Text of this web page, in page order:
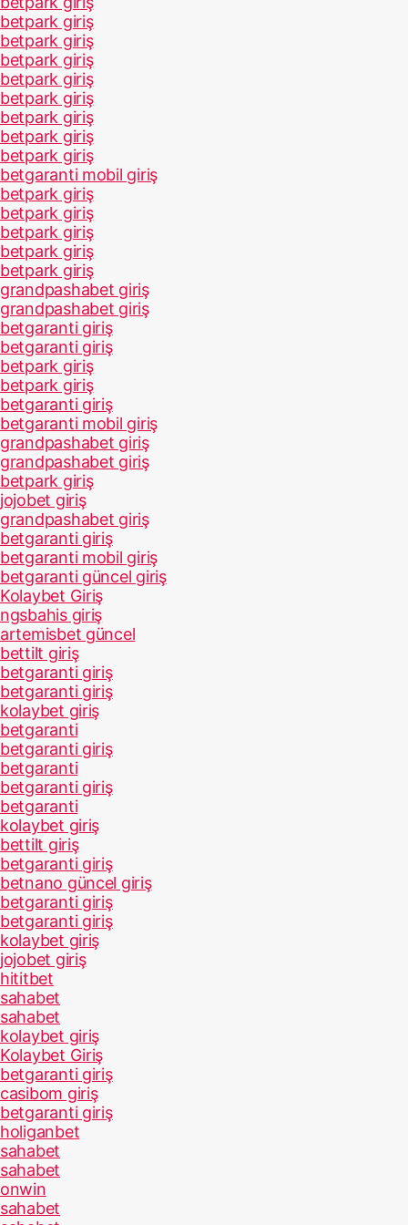
betpark giriş
betpark giriş
betpark giriş
betpark giriş
betpark giriş
betpark giriş
betpark giriş
betpark giriş
betgaranti mobil giriş
betpark giriş
betpark giriş
betpark giriş
betpark giriş
betpark giriş
grandpashabet giriş
grandpashabet giriş
betgaranti giriş
betgaranti giriş
betpark giriş
betpark giriş
betgaranti giriş
betgaranti mobil giriş
grandpashabet giriş
grandpashabet giriş
betpark giriş
jojobet giriş
grandpashabet giriş
betgaranti giriş
betgaranti mobil giriş
betgaranti güncel giriş
Kolaybet Giriş
ngsbahis giriş
artemisbet güncel
bettilt giriş
betgaranti giriş
betgaranti giriş
kolaybet giriş
betgaranti
betgaranti giriş
betgaranti
betgaranti giriş
betgaranti
kolaybet giriş
bettilt giriş
betgaranti giriş
betnano güncel giriş
betgaranti giriş
betgaranti giriş
kolaybet giriş
jojobet giriş
hititbet
sahabet
sahabet
kolaybet giriş
Kolaybet Giriş
betgaranti giriş
casibom giriş
betgaranti giriş
holiganbet
sahabet
sahabet
onwin
sahabet